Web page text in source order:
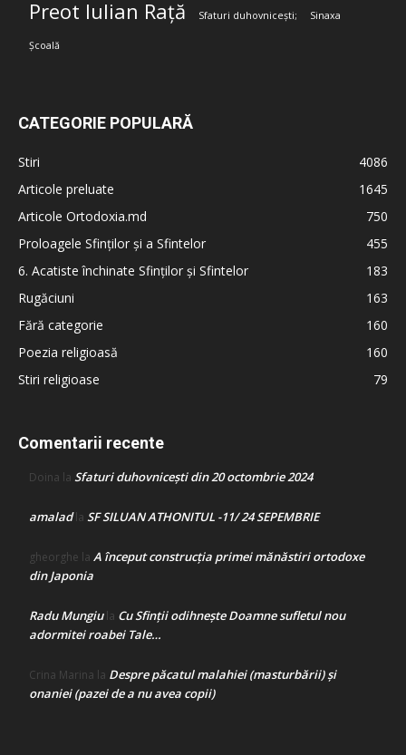
Preot Iulian Rață Sfaturi duhovnicești; Sinaxa
Școală
CATEGORIE POPULARĂ
Stiri
4086
Articole preluate
1645
Articole Ortodoxia.md
750
Proloagele Sfinților și a Sfintelor
455
6. Acatiste închinate Sfinților și Sfintelor
183
Rugăciuni
163
Fără categorie
160
Poezia religioasă
160
Stiri religioase
79
Comentarii recente
Doina la Sfaturi duhovnicești din 20 octombrie 2024
amaladla SF SILUAN ATHONITUL -11/ 24 SEPEMBRIE
gheorghe la A început construcţia primei mănăstiri ortodoxe
din Japonia
Radu Mungiula Cu Sfinții odihnește Doamne sufletul nou
adormitei roabei Tale…
Crina Marina la Despre păcatul malahiei (masturbării) şi
onaniei (pazei de a nu avea copii)